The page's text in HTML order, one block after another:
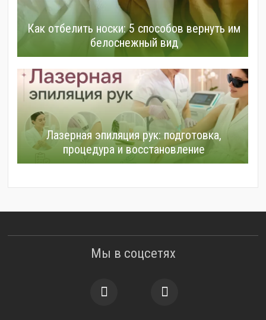
Как отбелить носки: 5 способов вернуть им
белоснежный вид
Лазерная эпиляция рук: подготовка,
процедура и восстановление
Мы в соцсетях